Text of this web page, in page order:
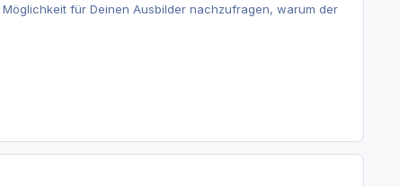
für Deinen Ausbilder nachzufragen, warum der